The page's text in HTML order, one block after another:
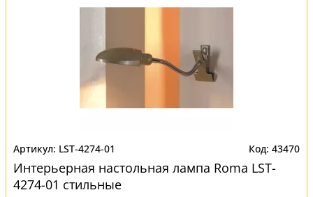
LST-4274-01 43470
Интерьерная настольная лампа Roma LST-
4274-01 стильные